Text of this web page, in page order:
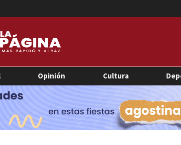
Opinión Cultura